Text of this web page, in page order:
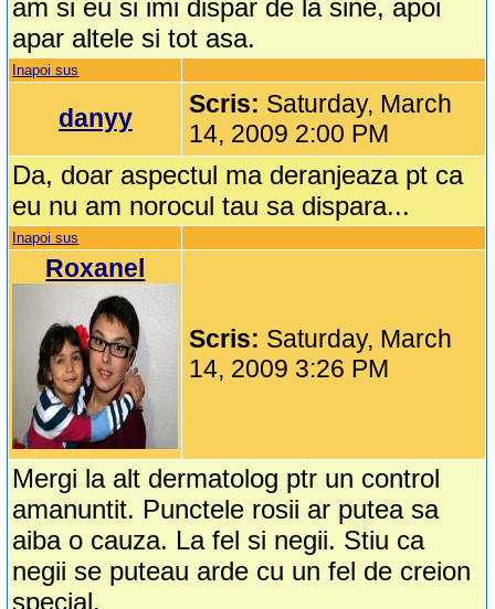
am si eu si imi dispar de la sine, apoi
apar altele si tot asa.
Inapoi sus
danyy Scris: Saturday, March
14, 2009 2:00 PM
Da, doar aspectul ma deranjeaza pt ca
eu nu am norocul tau sa dispara...
Inapoi sus
Roxanel
Scris: Saturday, March
14, 2009 3:26 PM
Mergi la alt dermatolog ptr un control
amanuntit. Punctele rosii ar putea sa
aiba o cauza. La fel si negii. Stiu ca
negii se puteau arde cu un fel de creion
special.